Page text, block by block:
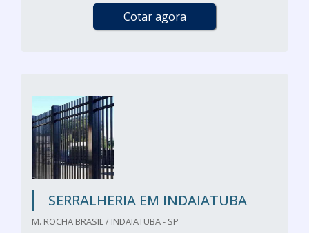
Cotar agora
SERRALHERIA EM INDAIATUBA
M. ROCHA BRASIL / INDAIATUBA - SP